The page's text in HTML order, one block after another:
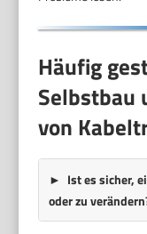
Häufig
Selbstbau
von
Ist es sicher,
oder zu